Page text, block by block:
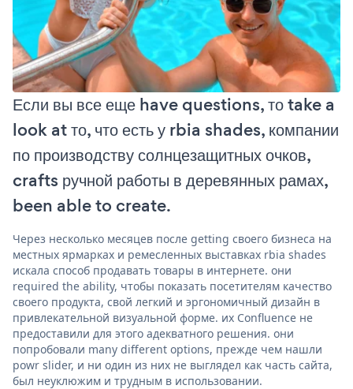
Если вы все еще have questions, то take a
look at то, что есть у rbia shades, компании
по производству солнцезащитных очков,
crafts ручной работы в деревянных рамах,
been able to create.
Через несколько месяцев после getting своего бизнеса на
местных ярмарках и ремесленных выставках rbia shades
искала способ продавать товары в интернете. они
required the ability, чтобы показать посетителям качество
своего продукта, свой легкий и эргономичный дизайн в
привлекательной визуальной форме. их Confluence не
предоставили для этого адекватного решения. они
попробовали many different options, прежде чем нашли
powr slider, и ни один из них не выглядел как часть сайта,
был неуклюжим и трудным в использовании.